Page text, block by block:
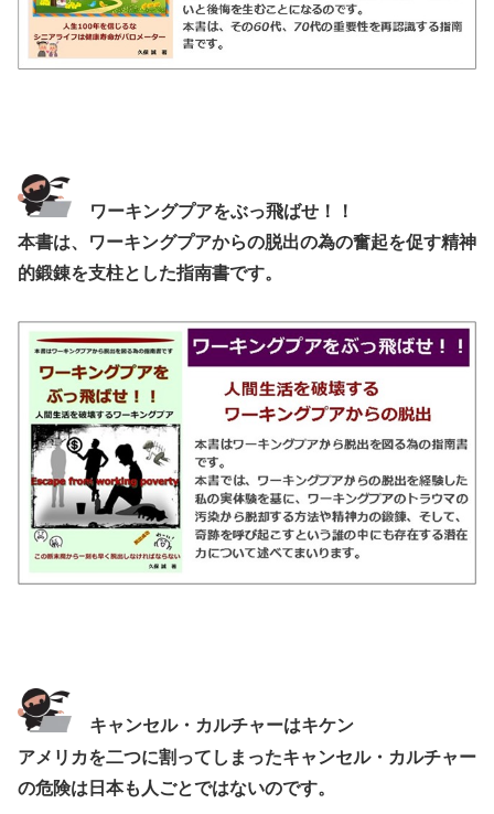
ワーキングプアをぶっ飛ばせ！！
本書は、ワーキングプアからの脱出の為の奮起を促す精神
的鍛錬を支柱とした指南書です。
キャンセル・カルチャーはキケン
アメリカを二つに割ってしまったキャンセル・カルチャー
の危険は日本も人ごとではないのです。